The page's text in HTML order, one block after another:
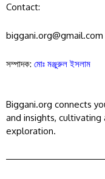
Contact:
biggani.org@gmail.com
সম্পাদক: মোঃ মঞ্জুরুল ইসলাম
Biggani.org connects
and insights,
exploration.